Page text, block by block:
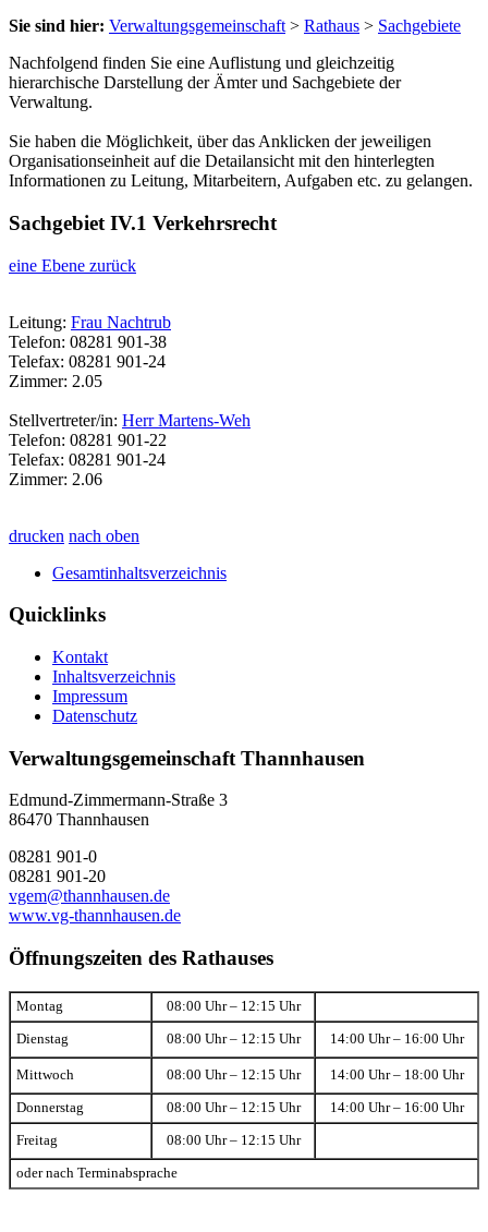
Sie sind hier: Verwaltungsgemeinschaft > Rathaus > Sachgebiete
Nachfolgend finden Sie eine Auflistung und gleichzeitig
hierarchische Darstellung der Ämter und Sachgebiete der
Verwaltung.
Sie haben die Möglichkeit, über das Anklicken der jeweiligen
Organisationseinheit auf die Detailansicht mit den hinterlegten
Informationen zu Leitung, Mitarbeitern, Aufgaben etc. zu gelangen.
Sachgebiet IV.1 Verkehrsrecht
eine Ebene zurück
Leitung: Frau Nachtrub
Telefon: 08281 901-38
Telefax: 08281 901-24
Zimmer: 2.05
Stellvertreter/in: Herr Martens-Weh
Telefon: 08281 901-22
Telefax: 08281 901-24
Zimmer: 2.06
drucken nach oben
Gesamtinhaltsverzeichnis
Quicklinks
Kontakt
Inhaltsverzeichnis
Impressum
Datenschutz
Verwaltungsgemeinschaft Thannhausen
Edmund-Zimmermann-Straße 3
86470 Thannhausen
08281 901-0
08281 901-20
vgem@thannhausen.de
www.vg-thannhausen.de
Öffnungszeiten des Rathauses
Montag 08:00 Uhr – 12:15 Uhr
Dienstag 08:00 Uhr – 12:15 Uhr 14:00 Uhr – 16:00 Uhr
Mittwoch 08:00 Uhr – 12:15 Uhr 14:00 Uhr – 18:00 Uhr
Donnerstag 08:00 Uhr – 12:15 Uhr 14:00 Uhr – 16:00 Uhr
Freitag 08:00 Uhr – 12:15 Uhr
oder nach Terminabsprache